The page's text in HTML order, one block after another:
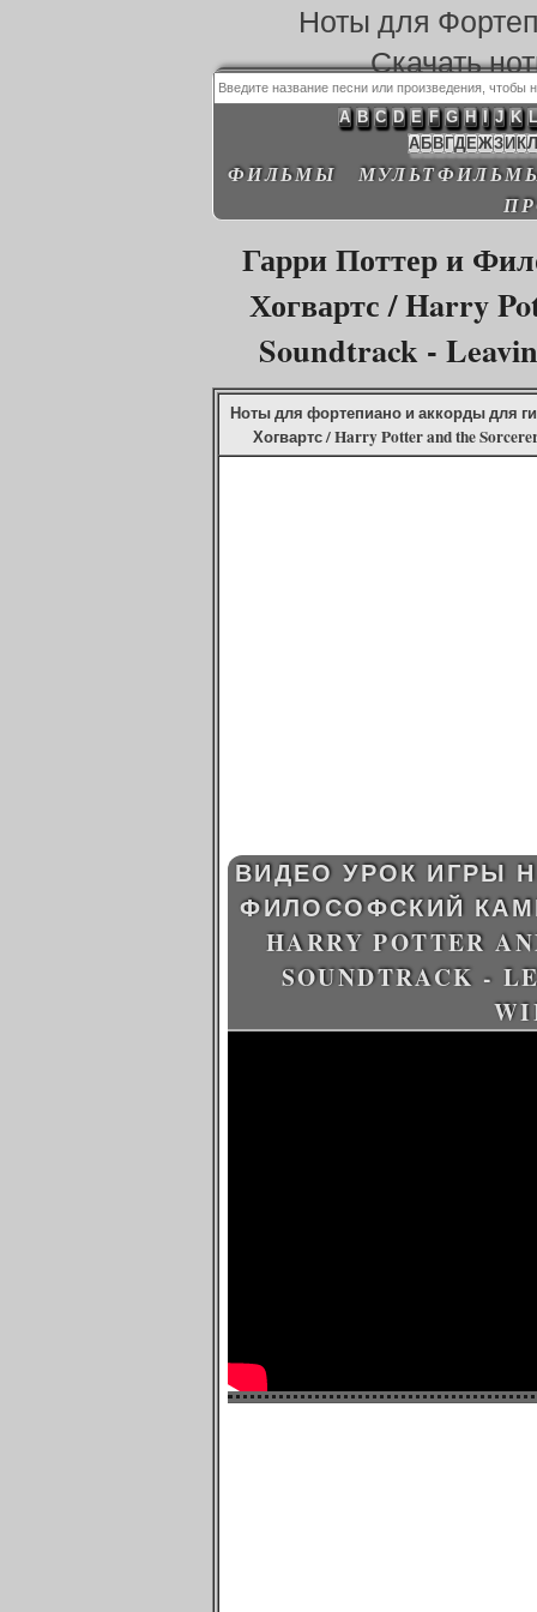
Ноты для
Скачать
A B C D E F G H I J K L
А Б В ГД ЕЖЗ И КЛ
ФИЛЬМЫ
Гарри Поттер и
Хогвартс / Harry
Soundtrack -
Ноты для фортепиано и аккорды для
Хогвартс / Harry Potter and the
ВИДЕО УРОК ИГРЫ
ФИЛОСОФСКИЙ
HARRY POTTER
SOUNDTRACK -